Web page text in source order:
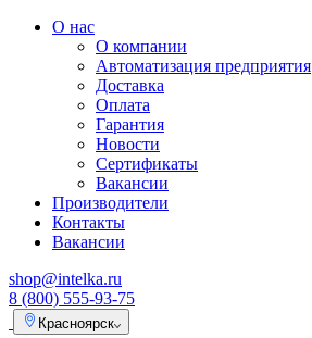
О нас
О компании
Автоматизация предприятия
Доставка
Оплата
Гарантия
Новости
Сертификаты
Вакансии
Производители
Контакты
Вакансии
shop@intelka.ru
8 (800) 555-93-75
Красноярск